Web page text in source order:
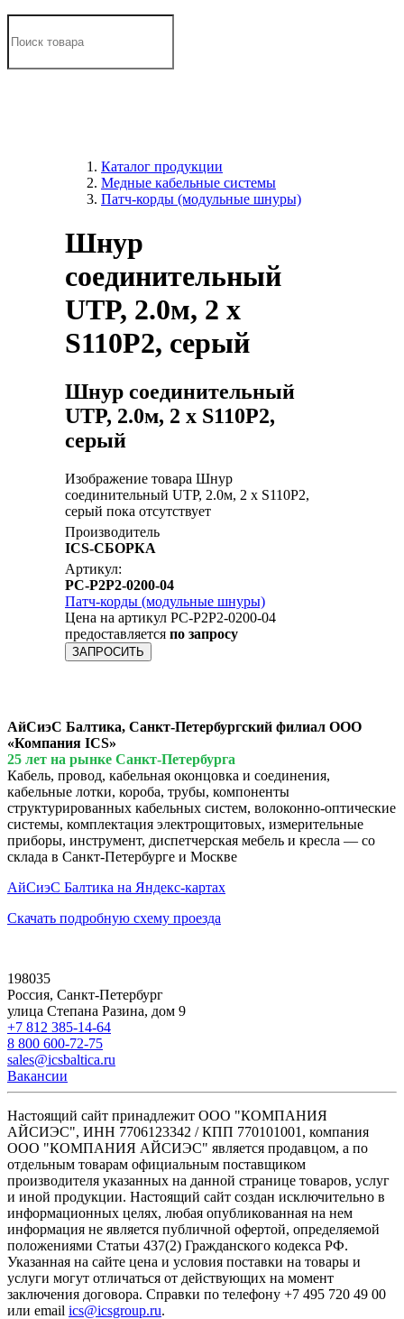
Каталог продукции
Медные кабельные системы
Патч-корды (модульные шнуры)
Шнур
соединительный
UTP, 2.0м, 2 x
S110P2, серый
Шнур соединительный
UTP, 2.0м, 2 x S110P2,
серый
Изображение товара Шнур
соединительный UTP, 2.0м, 2 x S110P2,
серый пока отсутствует
Производитель
ICS-СБОРКА
Артикул:
PC-P2P2-0200-04
Патч-корды (модульные шнуры)
Цена на артикул PC-P2P2-0200-04
предоставляется по запросу
ЗАПРОСИТЬ
АйСиэС Балтика, Санкт-Петербургский филиал ООО
«Компания ICS»
25 лет на рынке Санкт-Петербурга
Кабель, провод, кабельная оконцовка и соединения,
кабельные лотки, короба, трубы, компоненты
структурированных кабельных систем, волоконно-оптические
системы, комплектация электрощитовых, измерительные
приборы, инструмент, диспетчерская мебель и кресла — со
склада в Санкт-Петербурге и Москве
АйСиэС Балтика на Яндекс-картах
Скачать подробную схему проезда
198035
Россия, Санкт-Петербург
улица Степана Разина, дом 9
+7 812 385-14-64
8 800 600-72-75
sales@icsbaltica.ru
Вакансии
Настоящий сайт принадлежит ООО "КОМПАНИЯ
АЙСИЭС", ИНН 7706123342 / КПП 770101001, компания
ООО "КОМПАНИЯ АЙСИЭС" является продавцом, а по
отдельным товарам официальным поставщиком
производителя указанных на данной странице товаров, услуг
и иной продукции. Настоящий сайт создан исключительно в
информационных целях, любая опубликованная на нем
информация не является публичной офертой, определяемой
положениями Статьи 437(2) Гражданского кодекса РФ.
Указанная на сайте цена и условия поставки на товары и
услуги могут отличаться от действующих на момент
заключения договора. Справки по телефону +7 495 720 49 00
или email ics@icsgroup.ru.